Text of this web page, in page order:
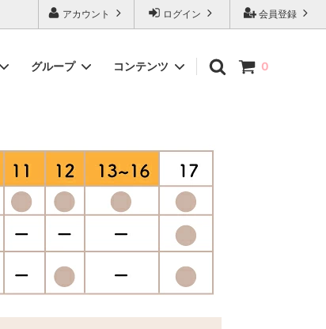
会員登録
ログイン
アカウント
0
【雑貨・ベビー小物】タオル・ハンカチ
グループ
SPECIAL PRICE
新生児肌着を卒業する赤ちゃんへ
【8/4-8/16】秋生まれの出産準備フェ
ア
コンテンツ
出産準備リスト
【次回2026年5月頃開催】もったいな
いフェア-ものづくり応援プロジェクト-